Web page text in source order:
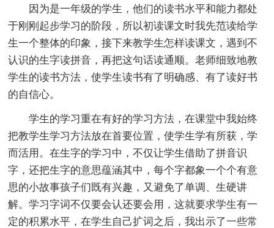
因为是一年级的学生，他们的读书水平和能力都处
于刚刚起步学习的阶段，所以初读课文时我先范读给学
生一个整体的印象，接下来教学生怎样读课文，遇到不
认识的生字读拼音，再把这句话读通顺。老师细致地教
学生的读书方法，使学生读书有了明确感、有了读好书
的自信心。
学生的学习重在有好的学习方法，在课堂中我始终
把教学生学习方法放在首要位置，使学生学有所获，学
而活用。在生字的学习中，不仅让学生借助了拼音识
字，还把生字的意思蕴涵其中，每个字都象一个个有意
思的小故事孩子们既有兴趣，又避免了单调、生硬讲
解。学习字词不仅要会认还要会用，这就要求学生有一
定的积累水平，在学生自己扩词之后，我出示了一些常